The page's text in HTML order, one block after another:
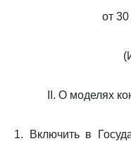
от
II. О моделях
1. Включить в